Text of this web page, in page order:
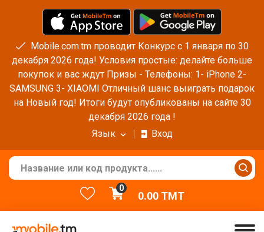
Mobile.com.tm проводит Конкурс с 1 января по 30
декабря 2026 года! Условия простые: делайте больше
покупок и вас ждут Призы - Телефоны: 1- iPhone 2-
SAMSUNG 3- XIAOMI Отличный шанс выиграть подарок
на Новый год! Итоги будут опубликованы на сайте 30
декабря 2026 года !
Язык
Вход
0
0.00TMT